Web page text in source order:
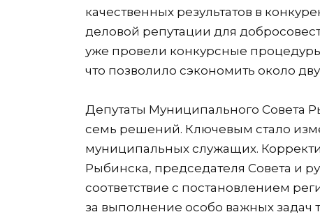
качественных результатов в
деловой репутации для
уже провели конкурсные
что позволило сэкономить около
Депутаты Муниципального Совета
семь решений. Ключевым стало
муниципальных служащих.
Рыбинска, председателя Совета и
соответствие с постановлением
за выполнение особо важных задач